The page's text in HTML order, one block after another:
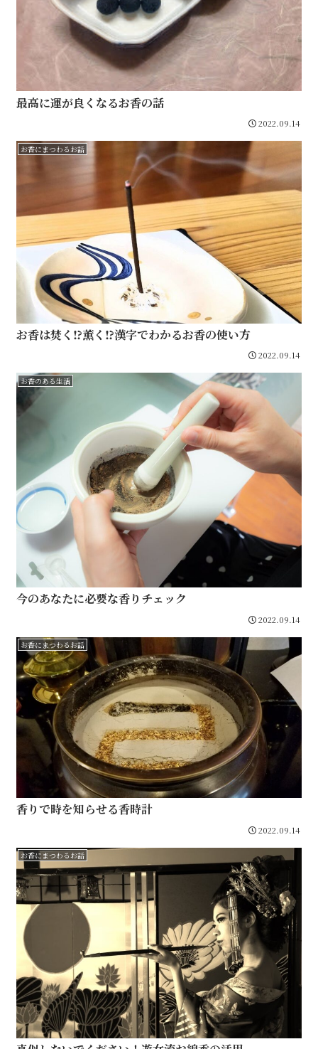
最高に運が良くなるお香の話
2022.09.14
お香にまつわるお話
お香は焚く⁉薫く⁉漢字でわかるお香の使い方
2022.09.14
お香のある生活
今のあなたに必要な香りチェック
2022.09.14
お香にまつわるお話
香りで時を知らせる香時計
2022.09.14
お香にまつわるお話